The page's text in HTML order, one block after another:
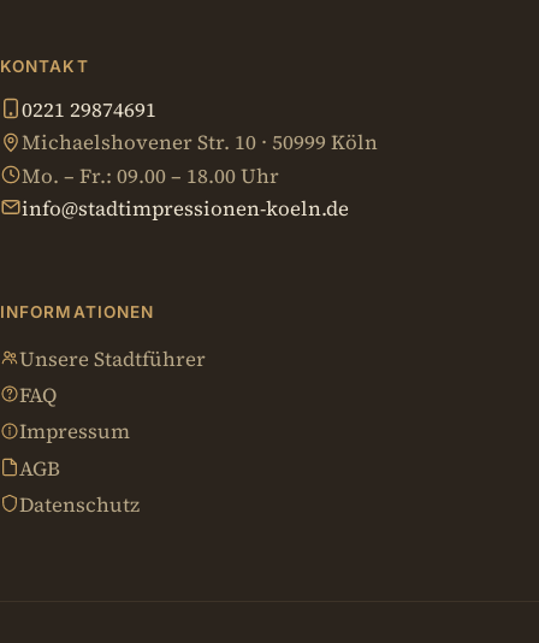
KONTAKT
0221 29874691
Michaelshovener Str. 10 · 50999 Köln
Mo. – Fr.: 09.00 – 18.00 Uhr
info@stadtimpressionen-koeln.de
INFORMATIONEN
Unsere Stadtführer
FAQ
Impressum
AGB
Datenschutz